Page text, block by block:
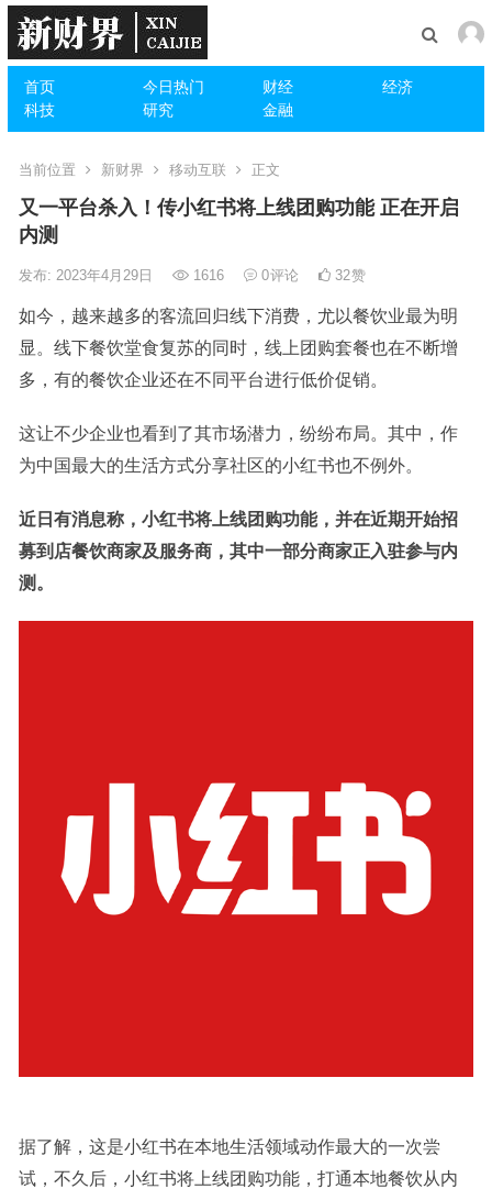
首页 今日热门 财经
经济
科技
研究 金融
当前位置 新财界 移动互联 正文
又一平台杀入！传小红书将上线团购功能 正在开启
内测
发布: 2023年4月29日 1616 0评论 32赞
如今，越来越多的客流回归线下消费，尤以餐饮业最为明
显。线下餐饮堂食复苏的同时，线上团购套餐也在不断增
多，有的餐饮企业还在不同平台进行低价促销。
这让不少企业也看到了其市场潜力，纷纷布局。其中，作
为中国最大的生活方式分享社区的小红书也不例外。
近日有消息称，小红书将上线团购功能，并在近期开始招
募到店餐饮商家及服务商，其中一部分商家正入驻参与内
测。
据了解，这是小红书在本地生活领域动作最大的一次尝
试，不久后，小红书将上线团购功能，打通本地餐饮从内